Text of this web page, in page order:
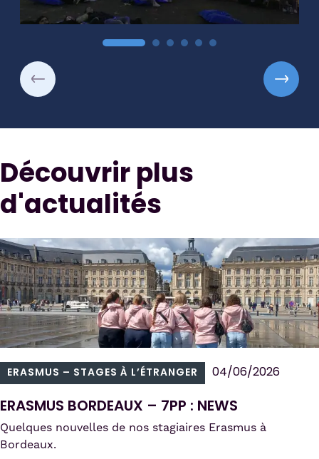
Découvrir plus
d'actualités
ERASMUS – STAGES À L’ÉTRANGER 04/06/2026
ERASMUS BORDEAUX – 7PP : NEWS
Quelques nouvelles de nos stagiaires Erasmus à
Bordeaux.